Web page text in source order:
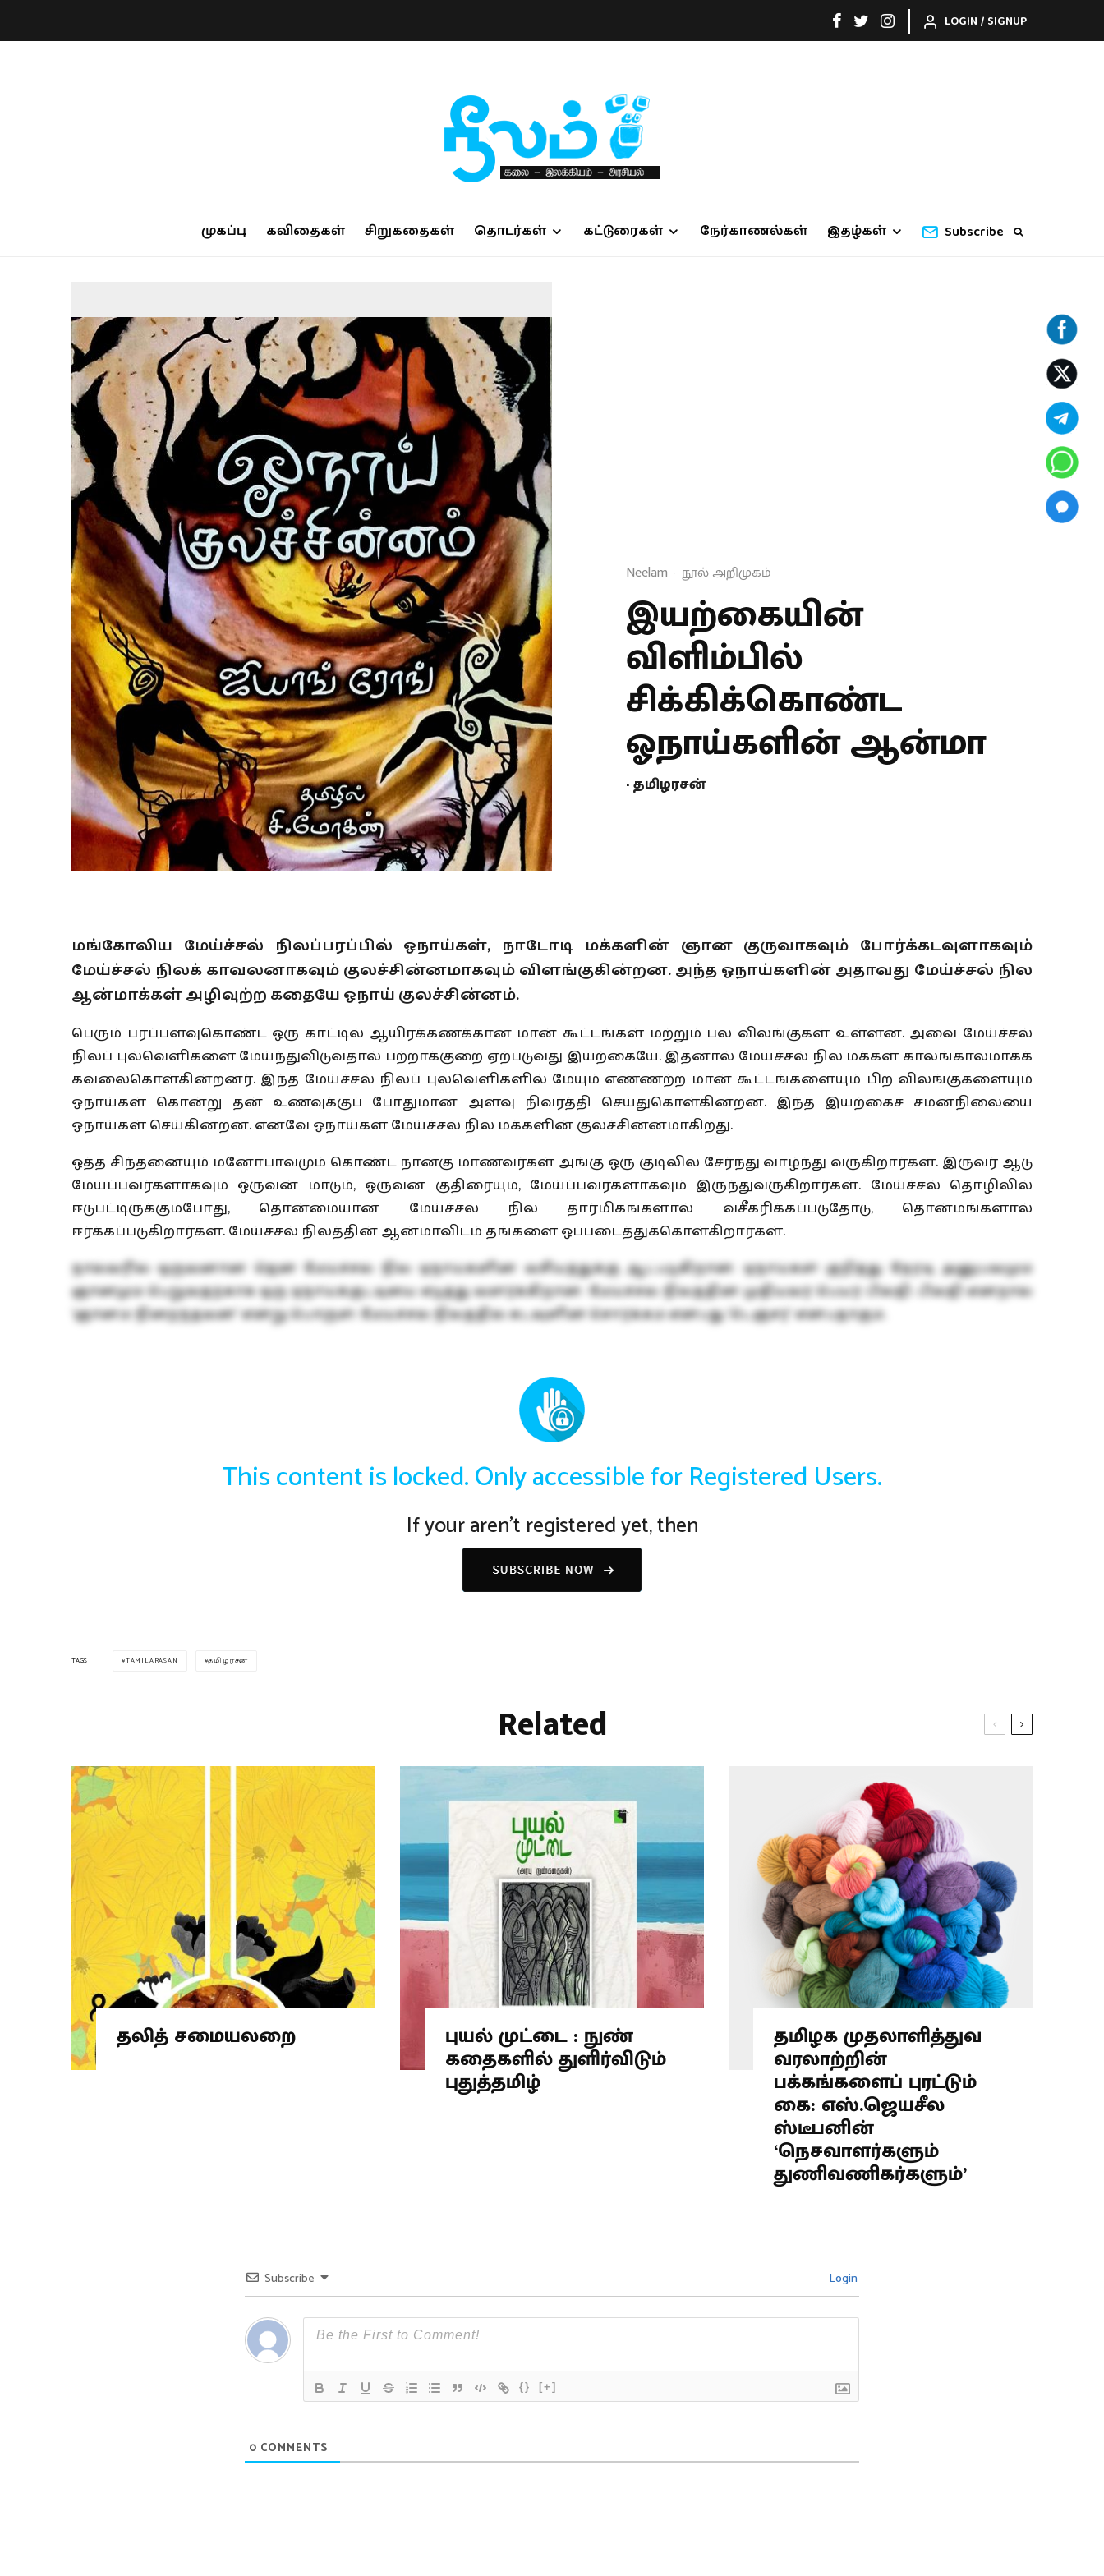
LOGIN / SIGNUP
முகப்பு கவிதைகள் சிறுகதைகள் தொடர்கள் கட்டுரைகள் நேர்காணல்கள் இதழ்கள் Subscribe
Neelam · நூல் அறிமுகம்
இயற்கையின்
விளிம்பில்
சிக்கிக்கொண்ட
ஓநாய்களின் ஆன்மா
- தமிழரசன்
மங்கோலிய மேய்ச்சல் நிலப்பரப்பில் ஓநாய்கள், நாடோடி மக்களின் ஞான குருவாகவும் போர்க்கடவுளாகவும்
மேய்ச்சல் நிலக் காவலனாகவும் குலச்சின்னமாகவும் விளங்குகின்றன. அந்த ஓநாய்களின் அதாவது மேய்ச்சல் நில
ஆன்மாக்கள் அழிவுற்ற கதையே ஓநாய் குலச்சின்னம்.
பெரும் பரப்பளவுகொண்ட ஒரு காட்டில் ஆயிரக்கணக்கான மான் கூட்டங்கள் மற்றும் பல விலங்குகள் உள்ளன. அவை மேய்ச்சல்
நிலப் புல்வெளிகளை மேய்ந்துவிடுவதால் பற்றாக்குறை ஏற்படுவது இயற்கையே. இதனால் மேய்ச்சல் நில மக்கள் காலங்காலமாகக்
கவலைகொள்கின்றனர். இந்த மேய்ச்சல் நிலப் புல்வெளிகளில் மேயும் எண்ணற்ற மான் கூட்டங்களையும் பிற விலங்குகளையும்
ஓநாய்கள் கொன்று தன் உணவுக்குப் போதுமான அளவு நிவர்த்தி செய்துகொள்கின்றன. இந்த இயற்கைச் சமன்நிலையை
ஓநாய்கள் செய்கின்றன. எனவே ஓநாய்கள் மேய்ச்சல் நில மக்களின் குலச்சின்னமாகிறது.
ஒத்த சிந்தனையும் மனோபாவமும் கொண்ட நான்கு மாணவர்கள் அங்கு ஒரு குடிலில் சேர்ந்து வாழ்ந்து வருகிறார்கள். இருவர் ஆடு
மேய்ப்பவர்களாகவும் ஒருவன் மாடும், ஒருவன் குதிரையும், மேய்ப்பவர்களாகவும் இருந்துவருகிறார்கள். மேய்ச்சல் தொழிலில்
ஈடுபட்டிருக்கும்போது, தொன்மையான மேய்ச்சல் நில தார்மிகங்களால் வசீகரிக்கப்படுதோடு, தொன்மங்களால்
ஈர்க்கப்படுகிறார்கள். மேய்ச்சல் நிலத்தின் ஆன்மாவிடம் தங்களை ஒப்படைத்துக்கொள்கிறார்கள்.
நால்வரில் ஒருவனான ஜென் மேய்ச்சல் நில ஓநாய்களின் வசியத்துக்கு ஆட்படுகிறான். ஓநாய்கள் குறித்து நேரடி அனுபவமும்
ஞானமும் பெறுவதற்காக ஒரு ஓநாய்க்குட்டியை எடுத்து வளர்க்கிறான். மேய்ச்சல் நிலத்தின் முதியவர் பெயர் பில்ஜி. பில்ஜி என்றால்
‘ஞானம் நிறைந்தவன்’ என்று பொருள். மேய்ச்சல் நிலத்தில் கடவுளின் சொர்க்கம் என்பது ‘டெஞ்சர்’ என்பதாகும்.
This content is locked. Only accessible for Registered Users.
If your aren't registered yet, then
TAGS TAMILARASAN தமிழரசன்
Related
தலித் சமையலறை புயல் முட்டை : நுண்
கதைகளில் துளிர்விடும்
புதுத்தமிழ்
தமிழக முதலாளித்துவ
வரலாற்றின்
பக்கங்களைப் புரட்டும்
கை: எஸ்.ஜெயசீல
ஸ்டீபனின்
‘நெசவாளர்களும்
துணிவணிகர்களும்’
Subscribe Login
{} [+]
0 COMMENTS